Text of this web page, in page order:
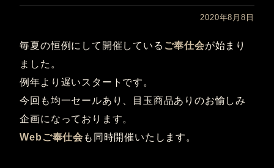
2020年8月8日
毎夏の恒例にして開催している ご奉仕会が始まり
ました。
例年より遅いスタートです。
今回も均一セールあり、目玉商品ありのお愉しみ
企画になっております。
Webご奉仕会 も同時開催いたします。